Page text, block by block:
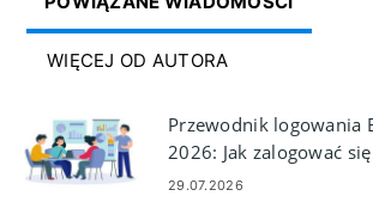
WIĘCEJ OD AUTORA
Przewodnik logowania
2026: Jak zalogować
bezpiecznie uzyskać
29.07.2026